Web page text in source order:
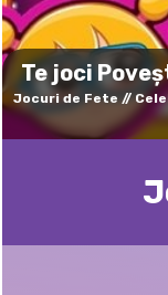
Te joci
Jocuri de Fete